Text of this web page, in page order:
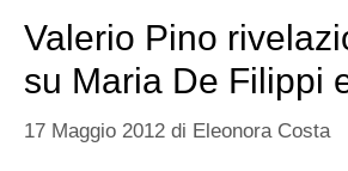
Valerio Pino
su Maria De Filippi
17 Maggio 2012 di Eleonora Costa